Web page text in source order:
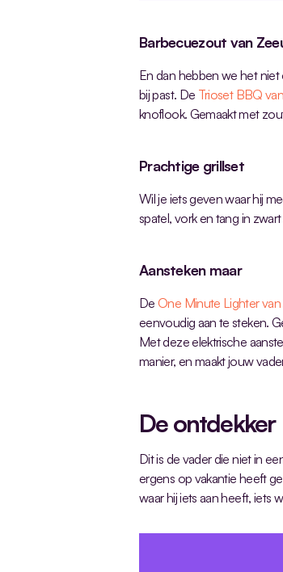
Barbecuezout van
En dan hebben we het
bij past. De Trioset BBQ
knoflook. Gemaakt met
Prachtige grillset
Wil je iets geven waar hij
spatel, vork en tang in
Aansteken maar
De One Minute Lighter van
eenvoudig aan te steken.
Met deze elektrische
manier, en maakt jouw
De ontdekker
Dit is de vader die niet in
ergens op vakantie heeft
waar hij iets aan heeft, iets